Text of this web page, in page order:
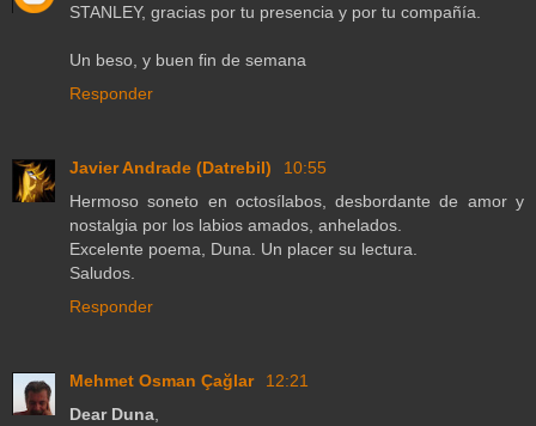
STANLEY, gracias por tu presencia y por tu compañía.
Un beso, y buen fin de semana
Responder
Javier Andrade (Datrebil)
10:55
Hermoso soneto en octosílabos, desbordante de amor y
nostalgia por los labios amados, anhelados.
Excelente poema, Duna. Un placer su lectura.
Saludos.
Responder
Mehmet Osman Çağlar
12:21
Dear Duna